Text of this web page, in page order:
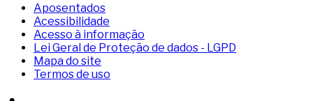
Aposentados
Acessibilidade
Acesso à informação
Lei Geral de Proteção de dados - LGPD
Mapa do site
Termos de uso